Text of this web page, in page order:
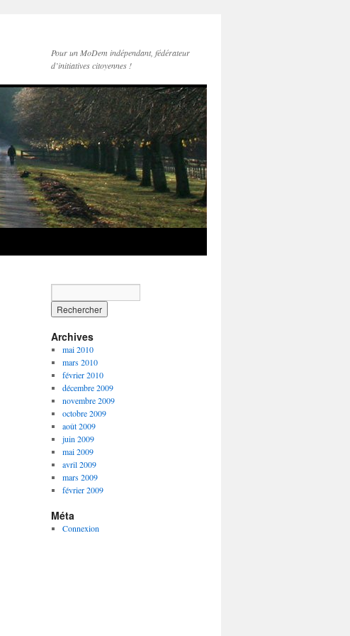
Pour un MoDem indépendant, fédérateur
d’initiatives citoyennes !
Archives
mai 2010
mars 2010
février 2010
décembre 2009
novembre 2009
octobre 2009
août 2009
juin 2009
mai 2009
avril 2009
mars 2009
février 2009
Méta
Connexion